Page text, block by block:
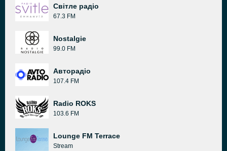
Світле радіо
67.3 FM
Nostalgie
99.0 FM
Авторадіо
107.4 FM
Radio ROKS
103.6 FM
Lounge FM Terrace
Stream